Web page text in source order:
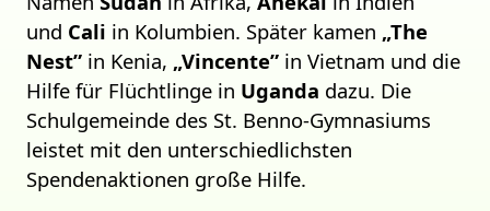
und Cali in Kolumbien. Später kamen „The
Nest” in Kenia, „Vincente” in Vietnam und die
Hilfe für Flüchtlinge in Uganda dazu. Die
Schulgemeinde des St. Benno-Gymnasiums
leistet mit den unterschiedlichsten
Spendenaktionen große Hilfe.